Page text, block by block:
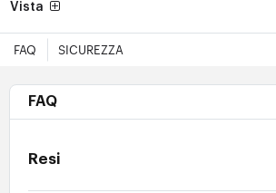
Vista
FAQ SICUREZZA
FAQ
Resi